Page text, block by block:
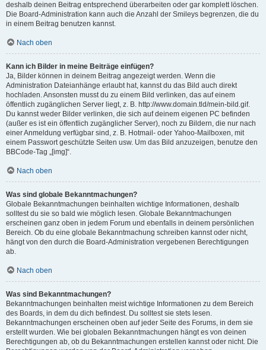
deshalb deinen Beitrag entsprechend überarbeiten oder gar komplett löschen.
Die Board-Administration kann auch die Anzahl der Smileys begrenzen, die du
in einem Beitrag benutzen kannst.
Nach oben
Kann ich Bilder in meine Beiträge einfügen?
Ja, Bilder können in deinem Beitrag angezeigt werden. Wenn die
Administration Dateianhänge erlaubt hat, kannst du das Bild auch direkt
hochladen. Ansonsten musst du zu einem Bild verlinken, das auf einem
öffentlich zugänglichen Server liegt, z. B. http://www.domain.tld/mein-bild.gif.
Du kannst weder Bilder verlinken, die sich auf deinem eigenen PC befinden
(außer es ist ein öffentlich zugänglicher Server), noch zu Bildern, die nur nach
einer Anmeldung verfügbar sind, z. B. Hotmail- oder Yahoo-Mailboxen, mit
einem Passwort geschützte Seiten usw. Um das Bild anzuzeigen, benutze den
BBCode-Tag „[img]“.
Nach oben
Was sind globale Bekanntmachungen?
Globale Bekanntmachungen beinhalten wichtige Informationen, deshalb
solltest du sie so bald wie möglich lesen. Globale Bekanntmachungen
erscheinen ganz oben in jedem Forum und ebenfalls in deinem persönlichen
Bereich. Ob du eine globale Bekanntmachung schreiben kannst oder nicht,
hängt von den durch die Board-Administration vergebenen Berechtigungen
ab.
Nach oben
Was sind Bekanntmachungen?
Bekanntmachungen beinhalten meist wichtige Informationen zu dem Bereich
des Boards, in dem du dich befindest. Du solltest sie stets lesen.
Bekanntmachungen erscheinen oben auf jeder Seite des Forums, in dem sie
erstellt wurden. Wie bei globalen Bekanntmachungen hängt es von deinen
Berechtigungen ab, ob du Bekanntmachungen erstellen kannst oder nicht. Die